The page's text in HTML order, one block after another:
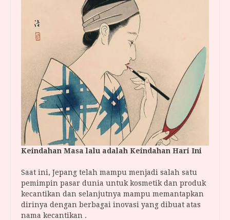
Keindahan Masa lalu adalah Keindahan Hari Ini
Saat ini, Jepang telah mampu menjadi salah satu
pemimpin pasar dunia untuk kosmetik dan produk
kecantikan dan selanjutnya mampu memantapkan
dirinya dengan berbagai inovasi yang dibuat atas
nama kecantikan .